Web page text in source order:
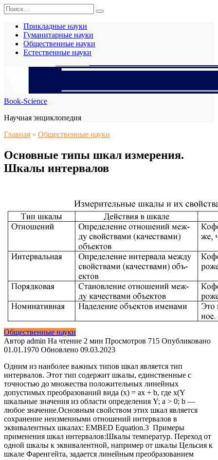
Перейти
к
содержанию
Search
for:
Прикладные науки
Гуманитарные науки
Общественные науки
Естественные науки
Book-Science
Научная энциклопедия
Главная » Общественные науки
Основные типы шкал измерения.
Шкалы интервалов
Общественные науки
Автор admin На чтение 2 мин Просмотров 715 Опубликовано
01.01.1970 Обновлено 09.03.2023
Одним из наиболее важных типов шкал является тип
интервалов. Этот тип содержит шкалы, единственные с
точностью до множества положительных линейных
допустимых преобразований вида (х) = ах + b, где х(Y
шкальные значения из области определения Y; а > 0; b —
любое значение.Основным свойством этих шкал является
сохранение неизменными отношений интервалов в
эквивалентных шкалах: EMBED Equation.3 Примеры
применения шкал интервалов:Шкалы температур. Переход от
одной шкалы к эквивалентной, например от шкалы Цельсия к
шкале Фаренгейта, задается линейным преобразованием